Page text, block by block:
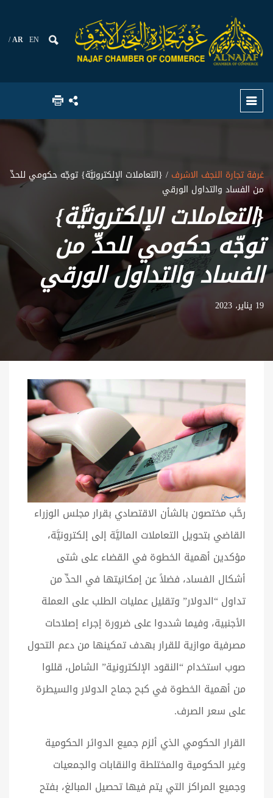
AR EN
غرفة تجارة النجف الاشرف / {التعاملات الإلكترونيَّة} توجّه حكومي للحدِّ
من الفساد والتداول الورقي
{التعاملات الإلكترونيَّة}
توجّه حكومي للحدِّ من
الفساد والتداول الورقي
19 يناير، 2023
رحَّب مختصون بالشأن الاقتصادي بقرار مجلس الوزراء
القاضي بتحويل التعاملات الماليَّة إلى إلكترونيَّة،
مؤكدين أهمية الخطوة في القضاء على شتى
أشكال الفساد، فضلاً عن إمكانيتها في الحدِّ من
تداول “الدولار” وتقليل عمليات الطلب على العملة
الأجنبية، وفيما شددوا على ضرورة إجراء إصلاحات
مصرفية موازية للقرار بهدف تمكينها من دعم التحول
صوب استخدام “النقود الإلكترونية” الشامل، قللوا
من أهمية الخطوة في كبح جماح الدولار والسيطرة
على سعر الصرف.
القرار الحكومي الذي ألزم جميع الدوائر الحكومية
وغير الحكومية والمختلطة والنقابات والجمعيات
وجميع المراكز التي يتم فيها تحصيل المبالغ، بفتح